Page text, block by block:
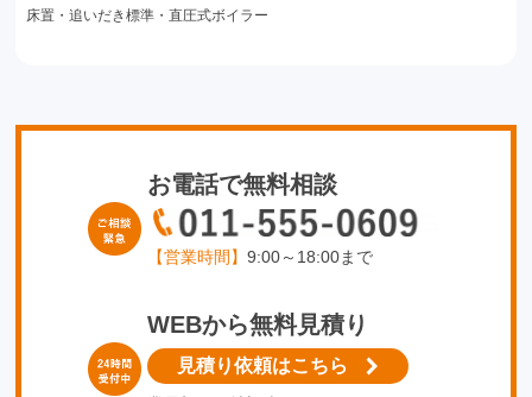
床置・追いだき標準・直圧式ボイラー
お電話で無料相談
【営業時間】 9:00～18:00まで
WEBから無料見積り
見積り依頼はこちら